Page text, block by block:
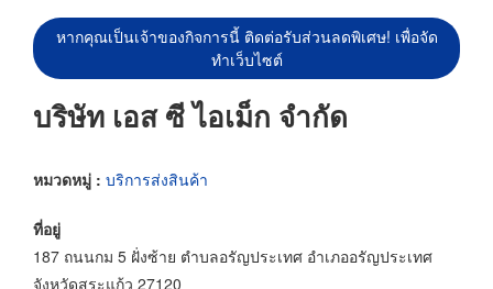
หากคุณเป็นเจ้าของกิจการนี้ ติดต่อรับส่วนลดพิเศษ! เพื่อจัด
ทำเว็บไซต์
บริษัท เอส ซี ไอเม็ก จำกัด
หมวดหมู่ : บริการส่งสินค้า
ที่อยู่
187 ถนนกม 5 ฝั่งซ้าย ตำบลอรัญประเทศ อำเภออรัญประเทศ
จังหวัดสระแก้ว 27120